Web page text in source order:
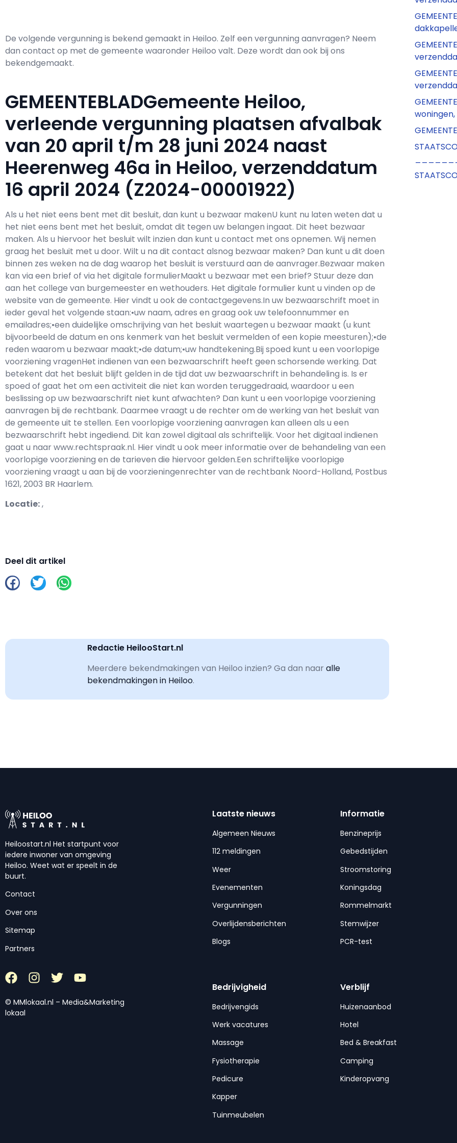
De volgende vergunning is bekend gemaakt in Heiloo. Zelf een vergunning aanvragen? Neem
dan contact op met de gemeente waaronder Heiloo valt. Deze wordt dan ook bij ons
bekendgemaakt.
GEMEENTEBLADGemeente Heiloo,
verleende vergunning plaatsen afvalbak
van 20 april t/m 28 juni 2024 naast
Heerenweg 46a in Heiloo, verzenddatum
16 april 2024 (Z2024-00001922)
Als u het niet eens bent met dit besluit, dan kunt u bezwaar makenU kunt nu laten weten dat u
het niet eens bent met het besluit, omdat dit tegen uw belangen ingaat. Dit heet bezwaar
maken. Als u hiervoor het besluit wilt inzien dan kunt u contact met ons opnemen. Wij nemen
graag het besluit met u door. Wilt u na dit contact alsnog bezwaar maken? Dan kunt u dit doen
binnen zes weken na de dag waarop het besluit is verstuurd aan de aanvrager.Bezwaar maken
kan via een brief of via het digitale formulierMaakt u bezwaar met een brief? Stuur deze dan
aan het college van burgemeester en wethouders. Het digitale formulier kunt u vinden op de
website van de gemeente. Hier vindt u ook de contactgegevens.In uw bezwaarschrift moet in
ieder geval het volgende staan:•uw naam, adres en graag ook uw telefoonnummer en
emailadres;•een duidelijke omschrijving van het besluit waartegen u bezwaar maakt (u kunt
bijvoorbeeld de datum en ons kenmerk van het besluit vermelden of een kopie meesturen);•de
reden waarom u bezwaar maakt;•de datum;•uw handtekening.Bij spoed kunt u een voorlopige
voorziening vragenHet indienen van een bezwaarschrift heeft geen schorsende werking. Dat
betekent dat het besluit blijft gelden in de tijd dat uw bezwaarschrift in behandeling is. Is er
spoed of gaat het om een activiteit die niet kan worden teruggedraaid, waardoor u een
beslissing op uw bezwaarschrift niet kunt afwachten? Dan kunt u een voorlopige voorziening
aanvragen bij de rechtbank. Daarmee vraagt u de rechter om de werking van het besluit van
de gemeente uit te stellen. Een voorlopige voorziening aanvragen kan alleen als u een
bezwaarschrift hebt ingediend. Dit kan zowel digitaal als schriftelijk. Voor het digitaal indienen
gaat u naar www.rechtspraak.nl. Hier vindt u ook meer informatie over de behandeling van een
voorlopige voorziening en de tarieven die hiervoor gelden.Een schriftelijke voorlopige
voorziening vraagt u aan bij de voorzieningenrechter van de rechtbank Noord-Holland, Postbus
1621, 2003 BR Haarlem.
Locatie:,
Deel dit artikel
Redactie HeilooStart.nl
Meerdere bekendmakingen van Heiloo inzien? Ga dan naar alle
bekendmakingen in Heiloo.
Heiloostart.nl Het startpunt voor
iedere inwoner van omgeving
Heiloo. Weet wat er speelt in de
buurt.
Contact
Over ons
Sitemap
Partners
© MMlokaal.nl – Media&Marketing
lokaal
Laatste nieuws
Algemeen Nieuws
112 meldingen
Weer
Evenementen
Vergunningen
Overlijdensberichten
Blogs
Informatie
Benzineprijs
Gebedstijden
Stroomstoring
Koningsdag
Rommelmarkt
Stemwijzer
PCR-test
Bedrijvigheid
Bedrijvengids
Werk vacatures
Massage
Fysiotherapie
Pedicure
Kapper
Tuinmeubelen
Verblijf
Huizenaanbod
Hotel
Bed & Breakfast
Camping
Kinderopvang